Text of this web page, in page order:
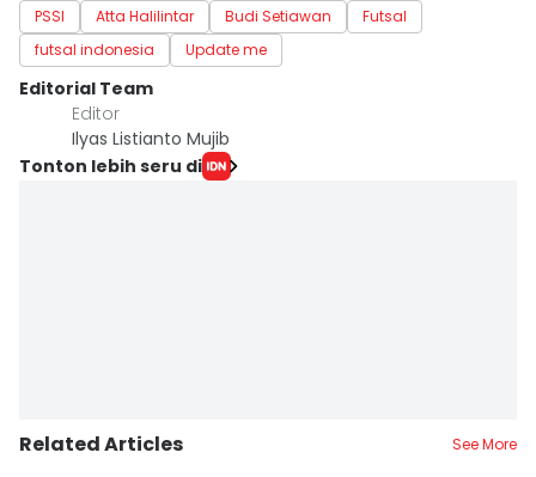
PSSI Atta Halilintar Budi Setiawan
Futsal
futsal indonesia
Update me
Editorial Team
Editor
Ilyas Listianto Mujib
Tonton lebih seru di
Related Articles See More